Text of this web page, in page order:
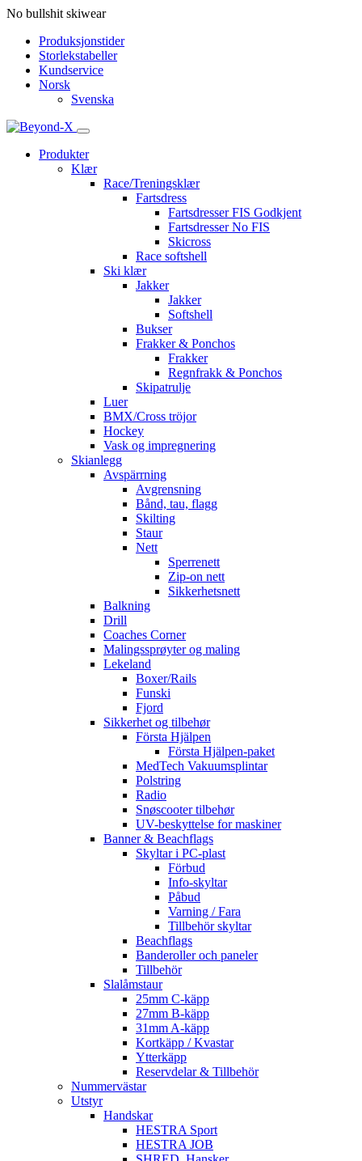
No bullshit skiwear
Produksjonstider
Storlekstabeller
Kundservice
Norsk
Svenska
Produkter
Klær
Race/Treningsklær
Fartsdress
Fartsdresser FIS Godkjent
Fartsdresser No FIS
Skicross
Race softshell
Ski klær
Jakker
Jakker
Softshell
Bukser
Frakker & Ponchos
Frakker
Regnfrakk & Ponchos
Skipatrulje
Luer
BMX/Cross tröjor
Hockey
Vask og impregnering
Skianlegg
Avspärrning
Avgrensning
Bånd, tau, flagg
Skilting
Staur
Nett
Sperrenett
Zip-on nett
Sikkerhetsnett
Balkning
Drill
Coaches Corner
Malingssprøyter og maling
Lekeland
Boxer/Rails
Funski
Fjord
Sikkerhet og tilbehør
Första Hjälpen
Första Hjälpen-paket
MedTech Vakuumsplintar
Polstring
Radio
Snøscooter tilbehør
UV-beskyttelse for maskiner
Banner & Beachflags
Skyltar i PC-plast
Förbud
Info-skyltar
Påbud
Varning / Fara
Tillbehör skyltar
Beachflags
Banderoller och paneler
Tillbehör
Slalåmstaur
25mm C-käpp
27mm B-käpp
31mm A-käpp
Kortkäpp / Kvastar
Ytterkäpp
Reservdelar & Tillbehör
Nummervästar
Utstyr
Handskar
HESTRA Sport
HESTRA JOB